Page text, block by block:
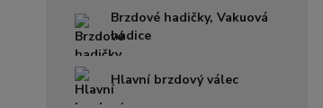
Brzdové hadičky, Vakuová
hadice
Hlavní brzdový válec